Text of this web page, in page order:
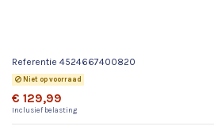
Referentie 4524667400820
Niet op voorraad
€ 129,99
Inclusief belasting